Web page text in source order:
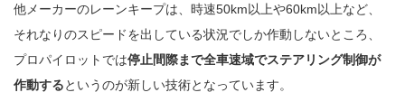
他メーカーのレーンキープは、時速50km以上や60km以上など、
それなりのスピードを出している状況でしか作動しないところ、
プロパイロットでは停止間際まで全車速域でステアリング制御が
作動するというのが新しい技術となっています。